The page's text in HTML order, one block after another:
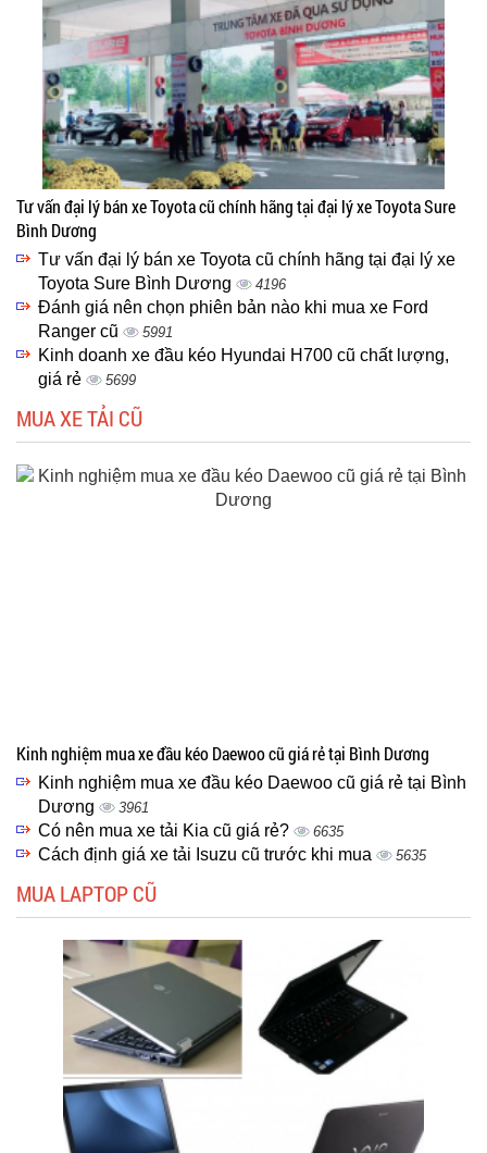
Tư vấn đại lý bán xe Toyota cũ chính hãng tại đại lý xe Toyota Sure
Bình Dương
Tư vấn đại lý bán xe Toyota cũ chính hãng tại đại lý xe
Toyota Sure Bình Dương
4196
Đánh giá nên chọn phiên bản nào khi mua xe Ford
Ranger cũ
5991
Kinh doanh xe đầu kéo Hyundai H700 cũ chất lượng,
giá rẻ
5699
MUA XE TẢI CŨ
Kinh nghiệm mua xe đầu kéo Daewoo cũ giá rẻ tại Bình Dương
Kinh nghiệm mua xe đầu kéo Daewoo cũ giá rẻ tại Bình
Dương
3961
Có nên mua xe tải Kia cũ giá rẻ? 6635
Cách định giá xe tải Isuzu cũ trước khi mua 5635
MUA LAPTOP CŨ